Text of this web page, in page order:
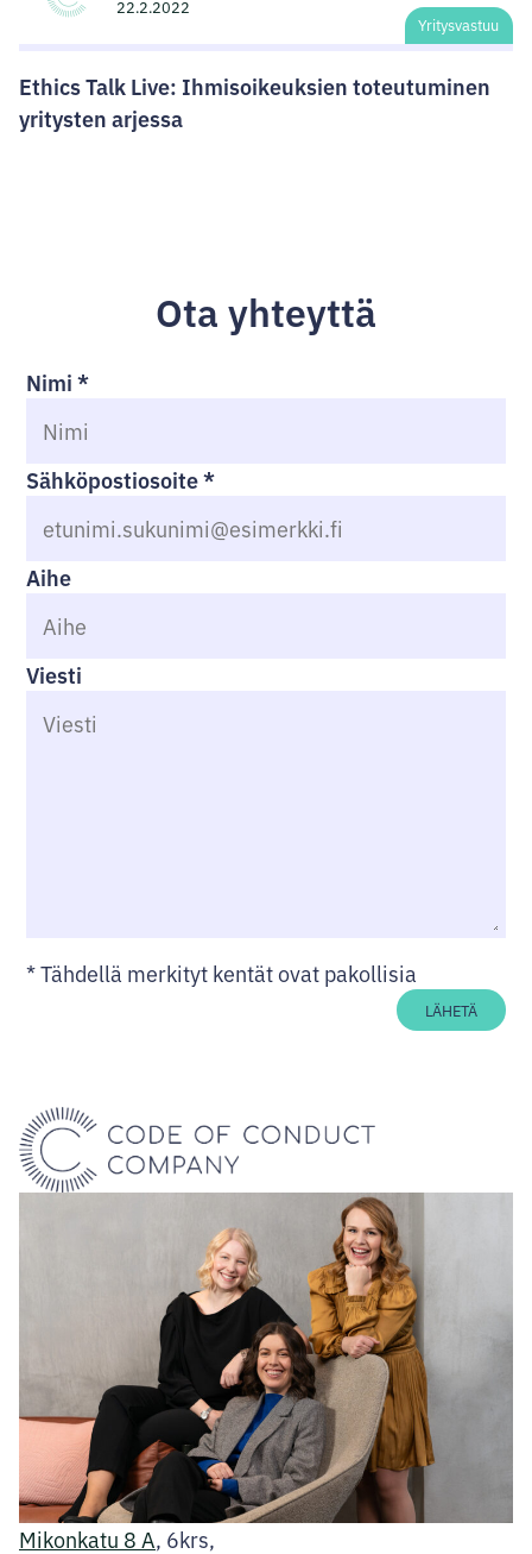
22.2.2022
Yritysvastuu
Ethics Talk Live: Ihmisoikeuksien toteutuminen
yritysten arjessa
Ota yhteyttä
Nimi*
Sähköpostiosoite*
Aihe
Viesti
*Tähdellä merkityt kentät ovat pakollisia
LÄHETÄ
Mikonkatu 8 A, 6krs,